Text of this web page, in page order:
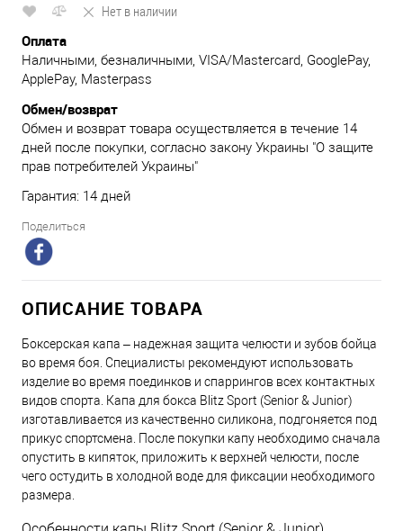
Нет в наличии
Оплата
Наличными, безналичными, VISA/Mastercard, GooglePay,
ApplePay, Masterpass
Обмен/возврат
Обмен и возврат товара осуществляется в течение 14
дней после покупки, согласно закону Украины "О защите
прав потребителей Украины"
Гарантия: 14 дней
Поделиться
ОПИСАНИЕ ТОВАРА
Боксерская капа – надежная защита челюсти и зубов бойца
во время боя. Специалисты рекомендуют использовать
изделие во время поединков и спаррингов всех контактных
видов спорта. Капа для бокса Blitz Sport (Senior & Junior)
изготавливается из качественно силикона, подгоняется под
прикус спортсмена. После покупки капу необходимо сначала
опустить в кипяток, приложить к верхней челюсти, после
чего остудить в холодной воде для фиксации необходимого
размера.